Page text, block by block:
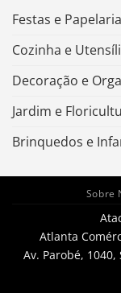
Festas e Papelaria
Cozinha e
Decoração e
Jardim e
Brinquedos e
Sobre
Atlanta
Av. Parobé, 1040,